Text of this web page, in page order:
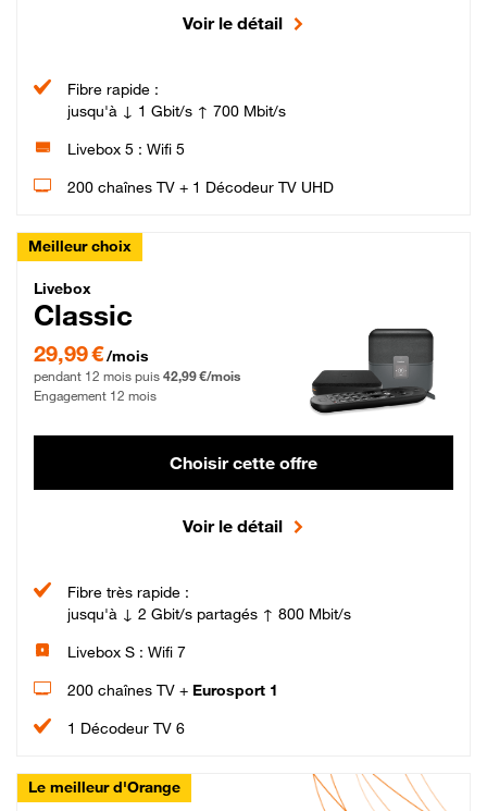
Voir le détail
Fibre rapide :
jusqu'à ↓ 1 Gbit/s ↑ 700 Mbit/s
Livebox 5 : Wifi 5
200 chaînes TV + 1 Décodeur TV UHD
Meilleur choix
Livebox Classic Fibre
Livebox
Classic
29,99 € par mois pendant 12 mois puis 42,99 € par mois, Engagement 12 mois
29,99 €/mois
pendant 12 mois puis 42,99 €/mois
Engagement 12 mois
Choisir cette offre
Voir le détail
Fibre très rapide :
jusqu'à ↓ 2 Gbit/s partagés ↑ 800 Mbit/s
Livebox S : Wifi 7
200 chaînes TV + Eurosport 1
1 Décodeur TV 6
Le meilleur d'Orange